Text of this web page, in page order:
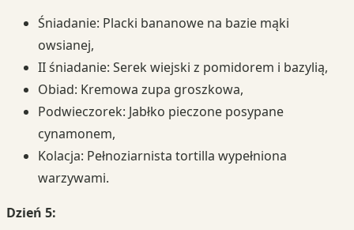
Śniadanie: Placki bananowe na bazie mąki
owsianej,
II śniadanie: Serek wiejski z pomidorem i bazylią,
Obiad: Kremowa zupa groszkowa,
Podwieczorek: Jabłko pieczone posypane
cynamonem,
Kolacja: Pełnoziarnista tortilla wypełniona
warzywami.
Dzień 5: